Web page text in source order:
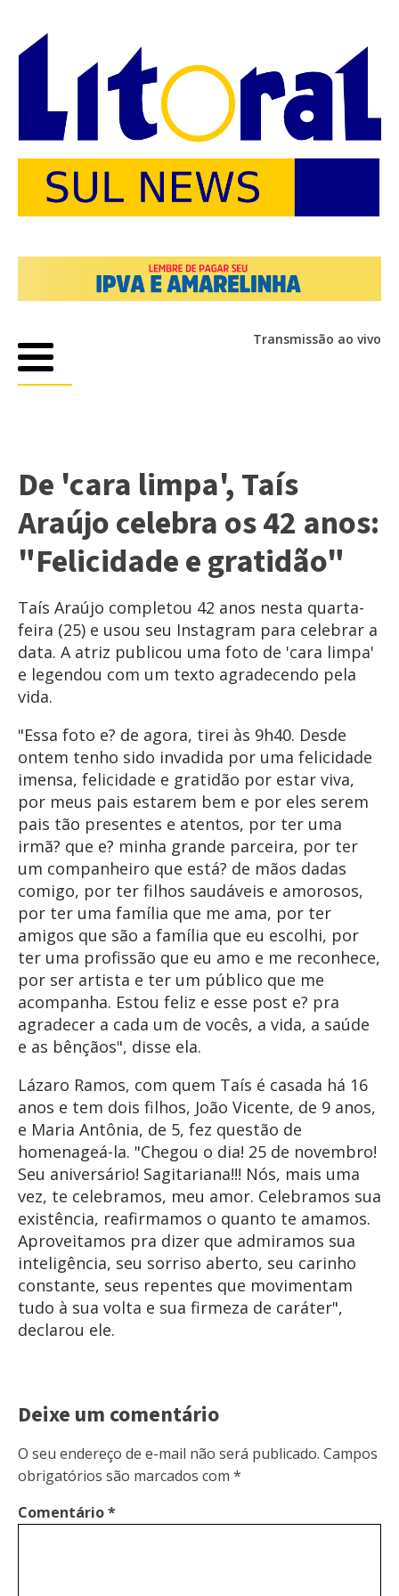
Transmissão ao vivo
De 'cara limpa', Taís
Araújo celebra os 42 anos:
"Felicidade e gratidão"
Taís Araújo completou 42 anos nesta quarta-
feira (25) e usou seu Instagram para celebrar a
data. A atriz publicou uma foto de 'cara limpa'
e legendou com um texto agradecendo pela
vida.
"Essa foto e? de agora, tirei às 9h40. Desde
ontem tenho sido invadida por uma felicidade
imensa, felicidade e gratidão por estar viva,
por meus pais estarem bem e por eles serem
pais tão presentes e atentos, por ter uma
irmã? que e? minha grande parceira, por ter
um companheiro que está? de mãos dadas
comigo, por ter filhos saudáveis e amorosos,
por ter uma família que me ama, por ter
amigos que são a família que eu escolhi, por
ter uma profissão que eu amo e me reconhece,
por ser artista e ter um público que me
acompanha. Estou feliz e esse post e? pra
agradecer a cada um de vocês, a vida, a saúde
e as bênçãos", disse ela.
Lázaro Ramos, com quem Taís é casada há 16
anos e tem dois filhos, João Vicente, de 9 anos,
e Maria Antônia, de 5, fez questão de
homenageá-la. "Chegou o dia! 25 de novembro!
Seu aniversário! Sagitariana!!! Nós, mais uma
vez, te celebramos, meu amor. Celebramos sua
existência, reafirmamos o quanto te amamos.
Aproveitamos pra dizer que admiramos sua
inteligência, seu sorriso aberto, seu carinho
constante, seus repentes que movimentam
tudo à sua volta e sua firmeza de caráter",
declarou ele.
Deixe um comentário
O seu endereço de e-mail não será publicado. Campos
obrigatórios são marcados com *
Comentário*